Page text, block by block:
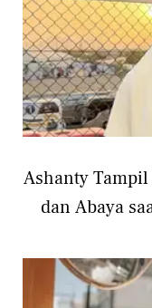
Ashanty
dan Abaya